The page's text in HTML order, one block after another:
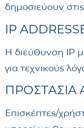
δημοσιεύουν
IP
H διεύθυνση IP
για τεχνικούς
ΠΡΟΣΤΑΣΙΑ
Επισκέπτες/